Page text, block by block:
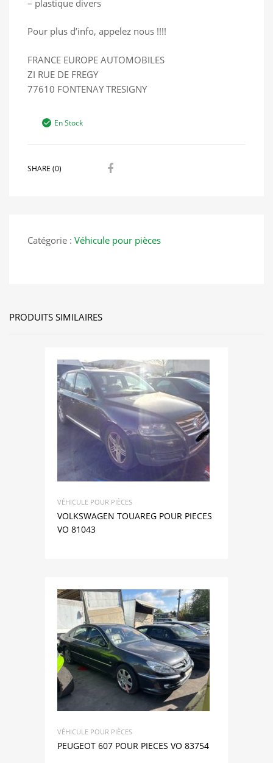
– plastique divers
Pour plus d’info, appelez nous !!!!
FRANCE EUROPE AUTOMOBILES
ZI RUE DE FREGY
77610 FONTENAY TRESIGNY
En Stock
SHARE (0)
Catégorie : Véhicule pour pièces
PRODUITS SIMILAIRES
VÉHICULE POUR PIÈCES
VOLKSWAGEN TOUAREG POUR PIECES
VO 81043
VÉHICULE POUR PIÈCES
PEUGEOT 607 POUR PIECES VO 83754